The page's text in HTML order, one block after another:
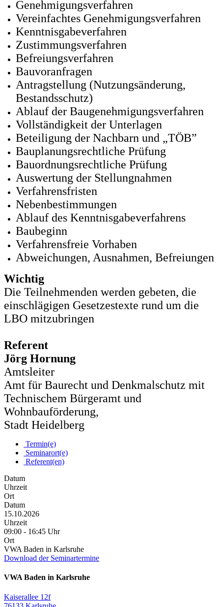
Genehmigungsverfahren
Vereinfachtes Genehmigungsverfahren
Kenntnisgabeverfahren
Zustimmungsverfahren
Befreiungsverfahren
Bauvoranfragen
Antragstellung (Nutzungsänderung,
Bestandsschutz)
Ablauf der Baugenehmigungsverfahren
Vollständigkeit der Unterlagen
Beteiligung der Nachbarn und „TÖB”
Bauplanungsrechtliche Prüfung
Bauordnungsrechtliche Prüfung
Auswertung der Stellungnahmen
Verfahrensfristen
Nebenbestimmungen
Ablauf des Kenntnisgabeverfahrens
Baubeginn
Verfahrensfreie Vorhaben
Abweichungen, Ausnahmen, Befreiungen
Wichtig
Die Teilnehmenden werden gebeten, die
einschlägigen Gesetzestexte rund um die
LBO mitzubringen
Referent
Jörg Hornung
Amtsleiter
Amt für Baurecht und Denkmalschutz mit
Technischem Bürgeramt und
Wohnbauförderung,
Stadt Heidelberg
Termin(e)
Seminarort(e)
Referent(en)
Datum
Uhrzeit
Ort
Datum
15.10.2026
Uhrzeit
09:00 - 16:45 Uhr
Ort
VWA Baden in Karlsruhe
Download der Seminartermine
VWA Baden in Karlsruhe
Kaiserallee 12f